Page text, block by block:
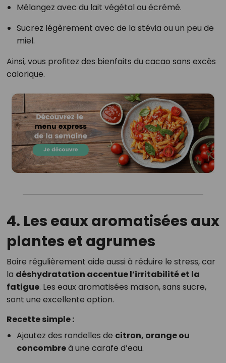
Mélangez avec du lait végétal ou écrémé.
Sucrez légèrement avec de la stévia ou un peu de
miel.
Ainsi, vous profitez des bienfaits du cacao sans excès
calorique.
4. Les eaux aromatisées aux
plantes et agrumes
Boire régulièrement aide aussi à réduire le stress, car
la déshydratation accentue l’irritabilité et la
fatigue. Les eaux aromatisées maison, sans sucre,
sont une excellente option.
Recette simple :
Ajoutez des rondelles de citron, orange ou
concombreà une carafe d’eau.